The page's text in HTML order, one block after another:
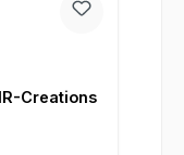
Creations